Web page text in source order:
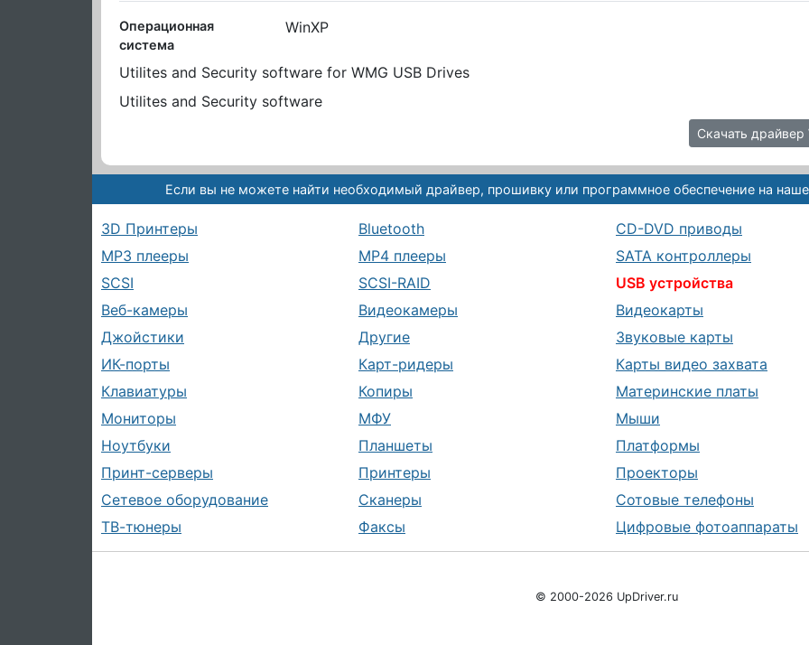
Операционная
система
WinXP
Utilites and Security software for WMG USB Drives
Utilites and Security software
Скачать драйвер
Если вы не можете найти необходимый драйвер, прошивку или программное обеспечение на
3D Принтеры Bluetooth
CD-DVD приводы
MP3 плееры
MP4 плееры
SATA контроллеры
SCSI
SCSI-RAID
USB устройства
Веб-камеры
Видеокамеры
Видеокарты
Джойстики
Другие
Звуковые карты
ИК-порты
Карт-ридеры
Карты видео захвата
Клавиатуры
Копиры
Материнские платы
Мониторы
МФУ
Мыши
Ноутбуки
Планшеты
Платформы
Принт-серверы
Принтеры
Проекторы
Сетевое оборудование
Сканеры
Сотовые телефоны
ТВ-тюнеры
Факсы Цифровые фотоаппараты
© 2000-2026 UpDriver.ru